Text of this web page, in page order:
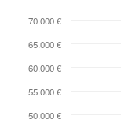
50.000 €
55.000 €
60.000 €
65.000 €
70.000 €